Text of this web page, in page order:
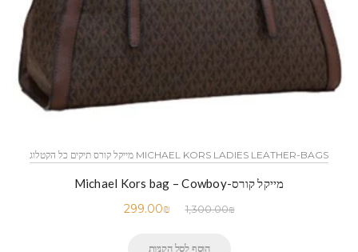
MICHAEL KORS LADIES LEATHER-BAGS מייקל קורס תיקים כל הקטלוג
מייקל קורס-Michael Kors bag – Cowboy
1,300.00₪
299.00₪
הוסף לסל הקניות